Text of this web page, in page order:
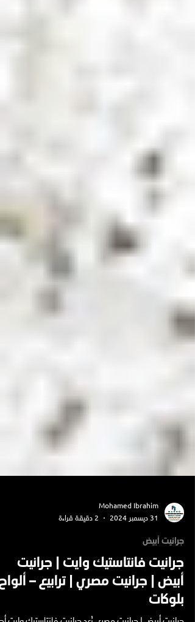
Mohamed Ibrahim
31 ديسمبر 2024
2 دقيقة قراءة
جرانيت أبيض
جرانيت فانتاستيك وايت | جرانيت